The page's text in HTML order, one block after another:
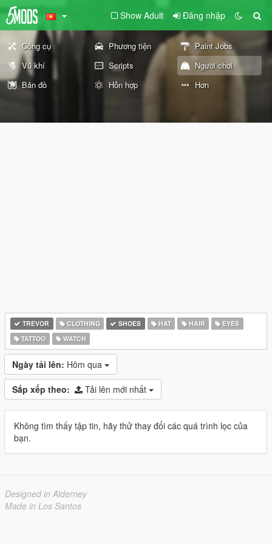
Show Adult Đăng nhập
Công cụ Phương tiện
Paint Jobs
Vũ khí
Scripts
Người chơi
Bản đồ
Hỗn hợp Hơn
TREVOR CLOTHING SHOES HAT HAIR
EYES
TATTOO
WATCH
Ngày tải lên: Hôm qua
Sắp xếp theo: Tải lên mới nhất
Không tìm thấy tập tin, hãy thử thay đổi các quá trình lọc của
bạn.
Designed in Alderney
Made in Los Santos